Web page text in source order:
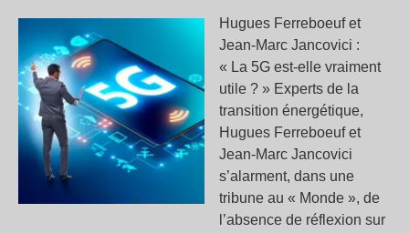
Hugues Ferreboeuf et
Jean-Marc Jancovici :
« La 5G est-elle vraiment
utile ? » Experts de la
transition énergétique,
Hugues Ferreboeuf et
Jean-Marc Jancovici
s’alarment, dans une
tribune au « Monde », de
l’absence de réflexion sur